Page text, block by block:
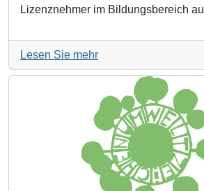
Lizenznehmer im Bildungsbereich
Lesen Sie mehr